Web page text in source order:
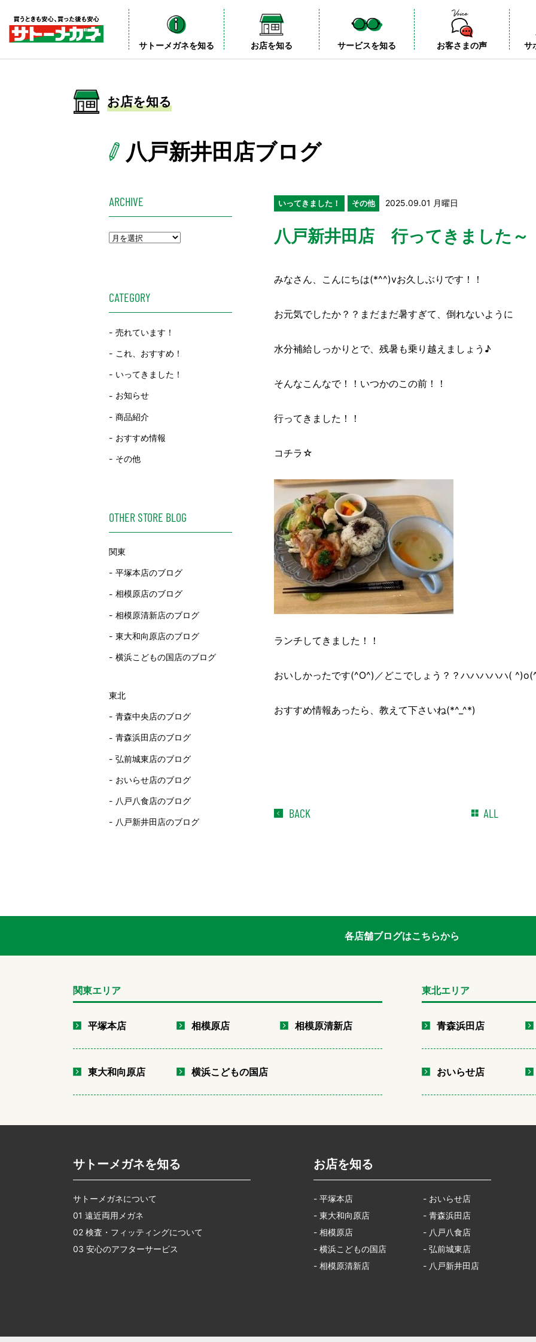
サトーメガネを知る お店を知る サービスを知る お客さまの声
サ
お店を知る
八戸新井田店ブログ
いってきました！ その他 2025.09.01 月曜日
八戸新井田店 行ってきました～
みなさん、こんにちは(*^^)vお久しぶりです！！
お元気でしたか？？まだまだ暑すぎて、倒れないように
水分補給しっかりとで、残暑も乗り越えましょう♪
そんなこんなで！！いつかのこの前！！
行ってきました！！
コチラ☆
ランチしてきました！！
おいしかったです(^O^)／どこでしょう？？ハハハハハ(
おすすめ情報あったら、教えて下さいね(*^_^*)
BACK ALL
ARCHIVE
CATEGORY
売れています！
これ、おすすめ！
いってきました！
お知らせ
商品紹介
おすすめ情報
その他
OTHER STORE BLOG
関東
平塚本店のブログ
相模原店のブログ
相模原清新店のブログ
東大和向原店のブログ
横浜こどもの国店のブログ
東北
青森中央店のブログ
青森浜田店のブログ
弘前城東店のブログ
おいらせ店のブログ
八戸八食店のブログ
八戸新井田店のブログ
各店舗ブログはこちらから
関東エリア
平塚本店 相模原店 相模原清新店
東大和向原店 横浜こどもの国店
東北エリア
青森浜田店
おいらせ店
サトーメガネを知る
サトーメガネについて
01 遠近両用メガネ
02 検査・フィッティングについて
03 安心のアフターサービス
お店を知る
- 平塚本店
- 東大和向原店
- 相模原店
- 横浜こどもの国店
- 相模原清新店
- おいらせ店
- 青森浜田店
- 八戸八食店
- 弘前城東店
- 八戸新井田店